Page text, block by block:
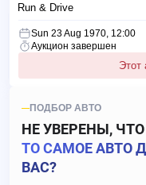
Run & Drive
Sun 23 Aug 1970, 12:00
Аукцион завершен
Этот
ПОДБОР АВТО
НЕ УВЕРЕНЫ,
ТО САМОЕ АВТО
ВАС?